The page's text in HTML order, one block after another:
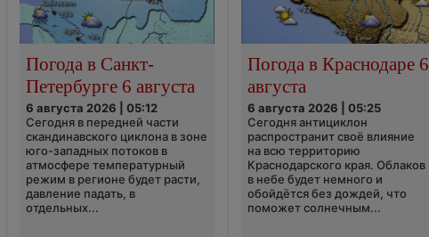
Погода в Санкт-
Петербурге 6 августа
6 августа 2026 | 05:12
Сегодня в передней части
скандинавского циклона в зоне
юго-западных потоков в
атмосфере температурный
режим в регионе будет расти,
давление падать, в
отдельных...
Погода в Краснодаре 6
августа
6 августа 2026 | 05:25
Сегодня антициклон
распространит своё влияние
на всю территорию
Краснодарского края. Облаков
в небе будет немного и
обойдётся без дождей, что
поможет солнечным...